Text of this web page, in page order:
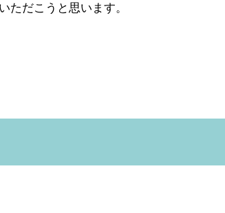
ただこうと思います。